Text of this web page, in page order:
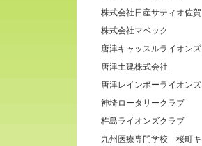
株式会社日産サティオ佐賀
株式会社マベック
唐津キャッスルライオン
唐津土建株式会社
唐津レインボーライオン
神埼ロータリークラブ
杵島ライオンズクラブ
九州医療専門学校 桜町キ